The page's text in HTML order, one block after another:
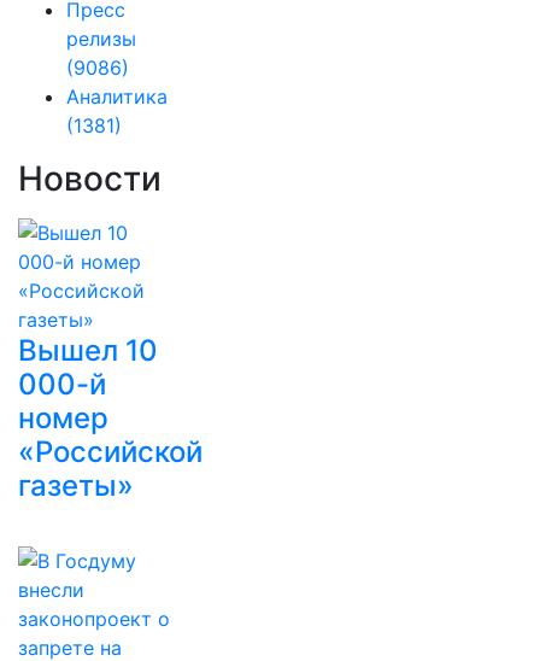
Пресс
релизы
(9086)
Аналитика
(1381)
Новости
Вышел 10
000-й
номер
«Российской
газеты»